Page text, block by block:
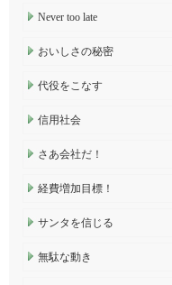
Never too late
おいしさの秘密
代役をこなす
信用社会
さあ会社だ！
経費増加目標！
サンタを信じる
無駄な動き